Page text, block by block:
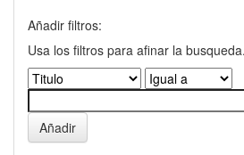
Añadir filtros:
Usa los filtros para afinar la busqueda.